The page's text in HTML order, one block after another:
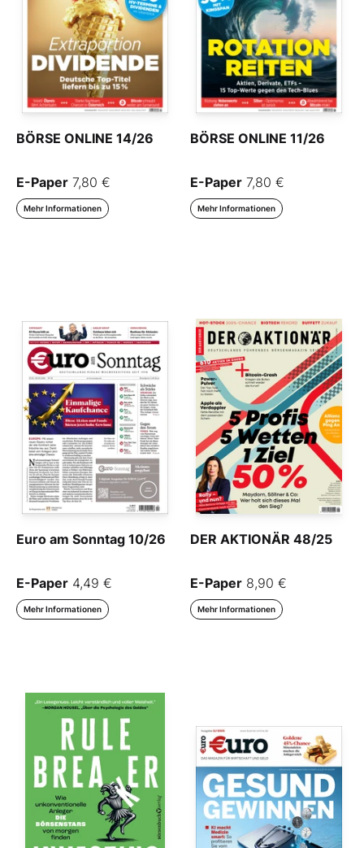
BÖRSE ONLINE 14/26
E-Paper 7,80 €
Mehr Informationen
BÖRSE ONLINE 11/26
E-Paper 7,80 €
Mehr Informationen
Euro am Sonntag 10/26
E-Paper 4,49 €
Mehr Informationen
DER AKTIONÄR 48/25
E-Paper 8,90 €
Mehr Informationen